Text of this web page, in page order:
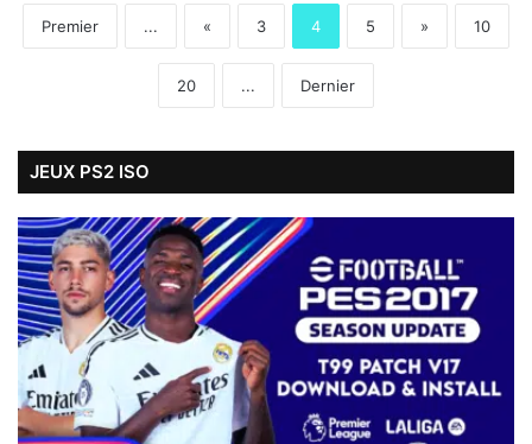
Premier ... « 3 4 5 » 10
20 ... Dernier
JEUX PS2 ISO